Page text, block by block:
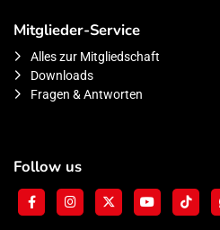
Mitglieder-Service
Alles zur Mitgliedschaft
Downloads
Fragen & Antworten
Follow us